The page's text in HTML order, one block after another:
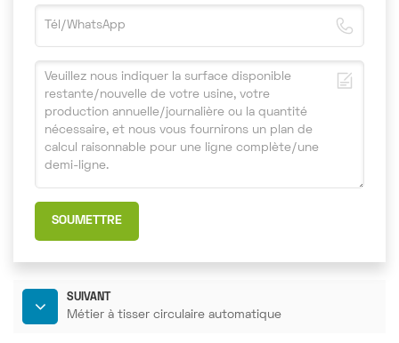
SOUMETTRE
SUIVANT
Métier à tisser circulaire automatique